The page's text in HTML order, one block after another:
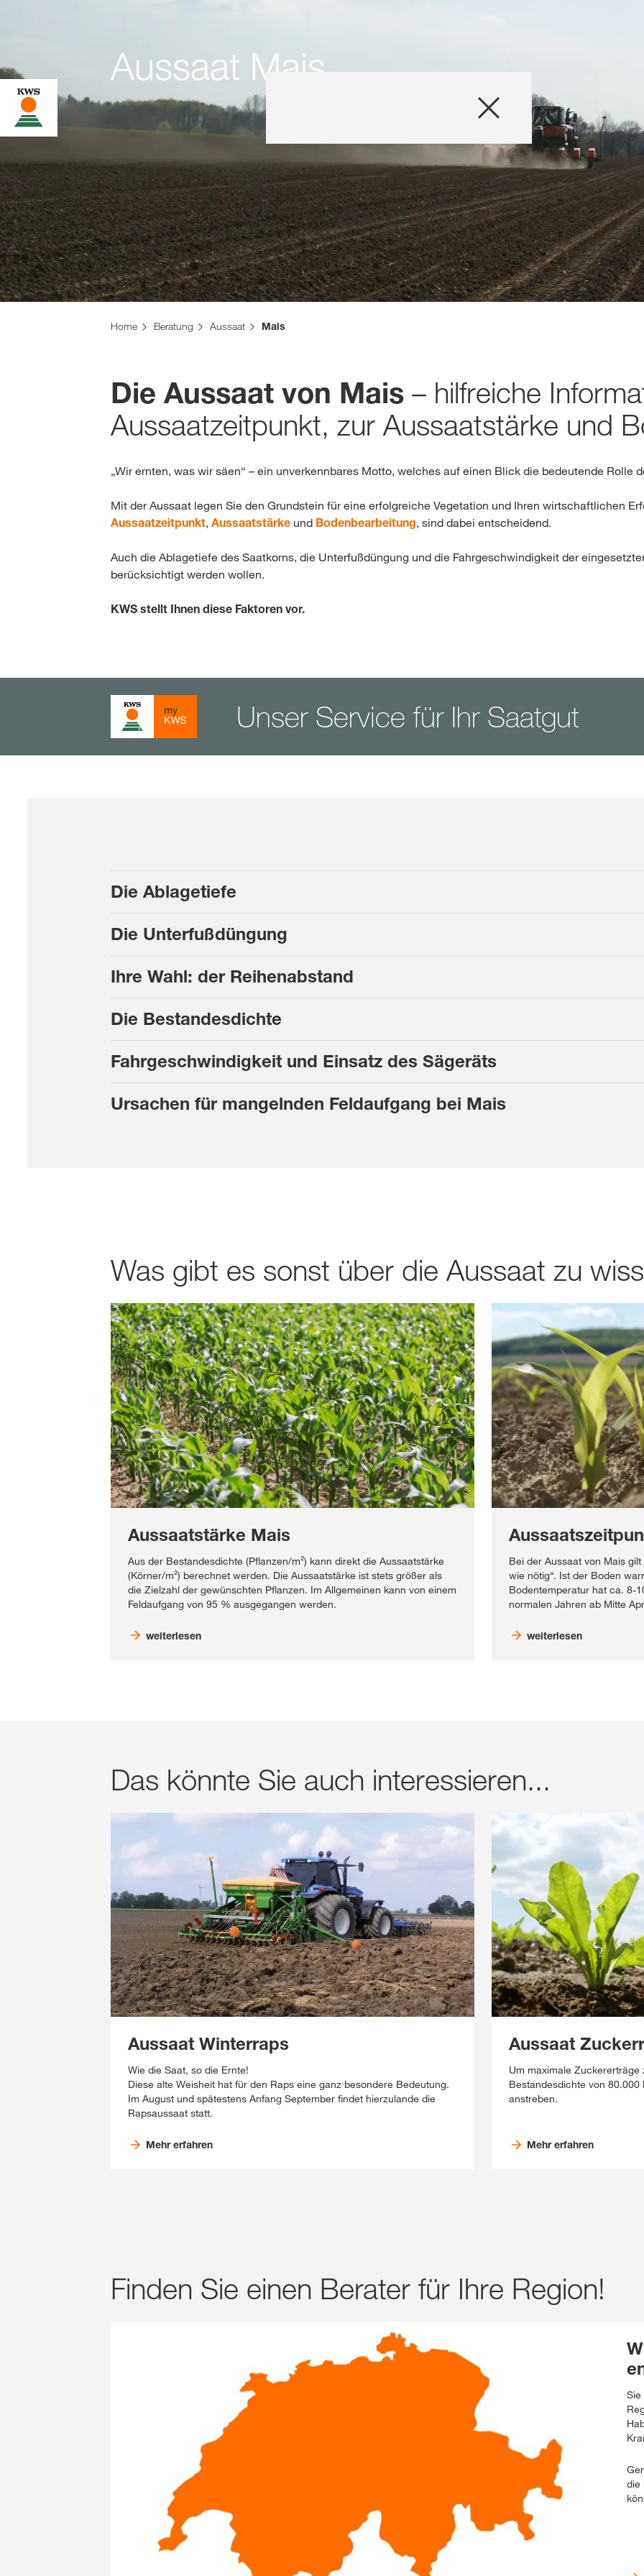
Produkte
Beratung
Stories & Events
Digital Services
Über uns
Sie befinden sich auf der KWS Website für die Schweiz. Für diese Seite existiert eine alternative Seite für Ihr Land:
Home Beratung Aussaat Mais
Aussaat Mais
Die Aussaat von Mais – hilfreiche
Aussaatzeitpunkt, zur Aussaatstärke und
„Wir ernten, was wir säen“ – ein unverkennbares Motto, welches auf einen Blick die bedeutende Rolle
Mit der Aussaat legen Sie den Grundstein für eine erfolgreiche Vegetation und Ihren wirtschaftlichen
Aussaatzeitpunkt, Aussaatstärke und Bodenbearbeitung, sind dabei entscheidend.
Auch die Ablagetiefe des Saatkorns, die Unterfußdüngung und die Fahrgeschwindigkeit der
berücksichtigt werden wollen.
KWS stellt Ihnen diese Faktoren vor.
Unser Service für Ihr Saatgut
Die Ablagetiefe
Die Unterfußdüngung
Ihre Wahl: der Reihenabstand
Die Bestandesdichte
Fahrgeschwindigkeit und Einsatz des Sägeräts
Ursachen für mangelnden Feldaufgang bei Mais
Was gibt es sonst über die Aussaat zu
Aussaatstärke Mais
Aus der Bestandesdichte (Pflanzen/m²) kann direkt die Aussaatstärke
(Körner/m²) berechnet werden. Die Aussaatstärke ist stets größer als
die Zielzahl der gewünschten Pflanzen. Im Allgemeinen kann von einem
Feldaufgang von 95 % ausgegangen werden.
weiterlesen
Bei der Aussaat von Mais
wie nötig“. Ist der Boden
Bodentemperatur hat ca. 8-
normalen Jahren ab Mitte
weiterlesen
Das könnte Sie auch interessieren...
Aussaat Winterraps
Wie die Saat, so die Ernte!
Diese alte Weisheit hat für den Raps eine ganz besondere Bedeutung.
Im August und spätestens Anfang September findet hierzulande die
Rapsaussaat statt.
Mehr erfahren
Aussaat
Um maximale
Bestandesdichte von
anstreben.
Mehr erfahren
Finden Sie einen Berater für Ihre Region!
die